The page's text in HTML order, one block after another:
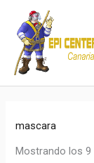
contenido
mascara
Mostrando los 9